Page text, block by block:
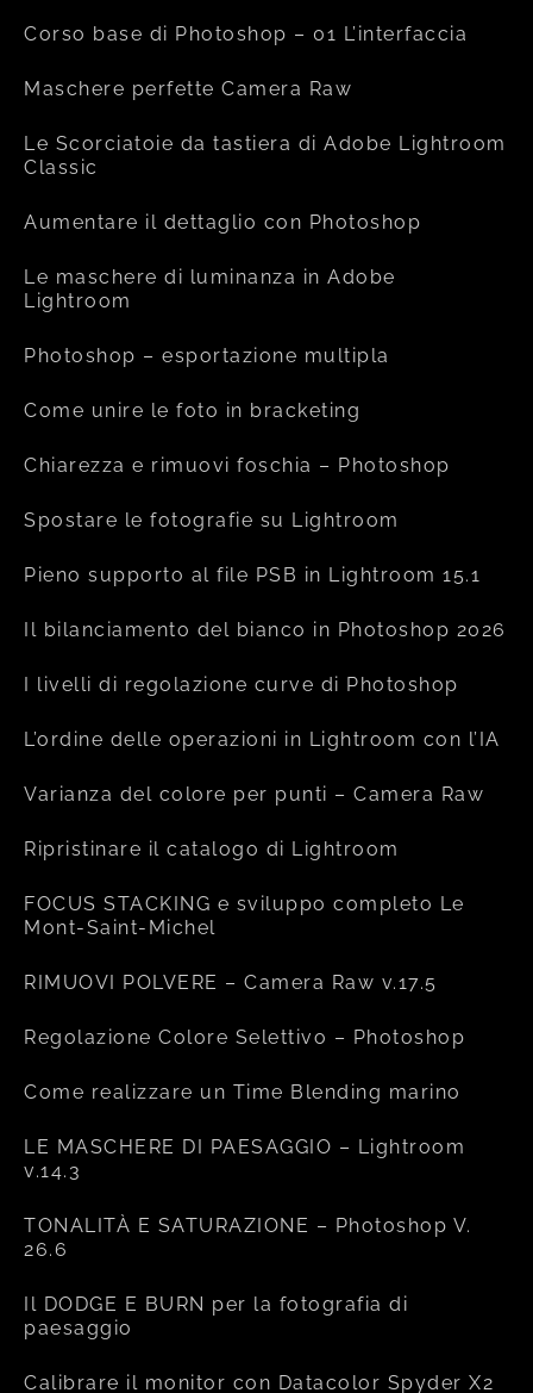
Corso base di Photoshop – 01 L’interfaccia
Maschere perfette Camera Raw
Le Scorciatoie da tastiera di Adobe Lightroom
Classic
Aumentare il dettaglio con Photoshop
Le maschere di luminanza in Adobe
Lightroom
Photoshop – esportazione multipla
Come unire le foto in bracketing
Chiarezza e rimuovi foschia – Photoshop
Spostare le fotografie su Lightroom
Pieno supporto al file PSB in Lightroom 15.1
Il bilanciamento del bianco in Photoshop 2026
I livelli di regolazione curve di Photoshop
L’ordine delle operazioni in Lightroom con l’IA
Varianza del colore per punti – Camera Raw
Ripristinare il catalogo di Lightroom
FOCUS STACKING e sviluppo completo Le
Mont-Saint-Michel
RIMUOVI POLVERE – Camera Raw v.17.5
Regolazione Colore Selettivo – Photoshop
Come realizzare un Time Blending marino
LE MASCHERE DI PAESAGGIO – Lightroom
v.14.3
TONALITÀ E SATURAZIONE – Photoshop V.
26.6
Il DODGE E BURN per la fotografia di
paesaggio
Calibrare il monitor con Datacolor Spyder X2